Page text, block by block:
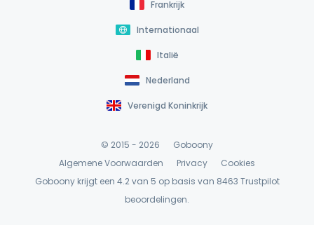
Frankrijk
Internationaal
Italië
Nederland
Verenigd Koninkrijk
© 2015 - 2026
Goboony
Algemene Voorwaarden
Privacy
Cookies
Goboony krijgt een 4.2 van 5 op basis van 8463 Trustpilot
beoordelingen.